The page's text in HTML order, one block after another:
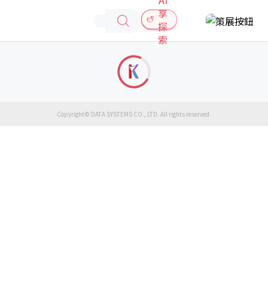
享
探
索
Copyright© DATA SYSTEMS CO., LTD. All rights reserved.